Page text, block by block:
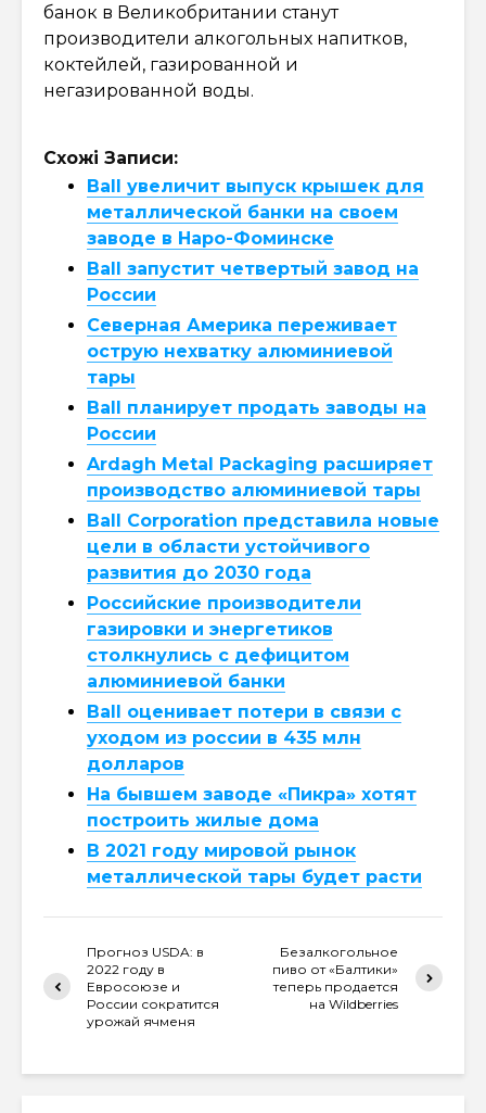
банок в Великобритании станут
производители алкогольных напитков,
коктейлей, газированной и
негазированной воды.
Схожі Записи:
Ball увеличит выпуск крышек для
металлической банки на своем
заводе в Наро-Фоминске
Ball запустит четвертый завод на
России
Северная Америка переживает
острую нехватку алюминиевой
тары
Ball планирует продать заводы на
России
Ardagh Metal Packaging расширяет
производство алюминиевой тары
Ball Corporation представила новые
цели в области устойчивого
развития до 2030 года
Российские производители
газировки и энергетиков
столкнулись с дефицитом
алюминиевой банки
Ball оценивает потери в связи с
уходом из россии в 435 млн
долларов
На бывшем заводе «Пикра» хотят
построить жилые дома
В 2021 году мировой рынок
металлической тары будет расти
Прогноз USDA: в
2022 году в
Евросоюзе и
России сократится
урожай ячменя
Безалкогольное
пиво от «Балтики»
теперь продается
на Wildberries